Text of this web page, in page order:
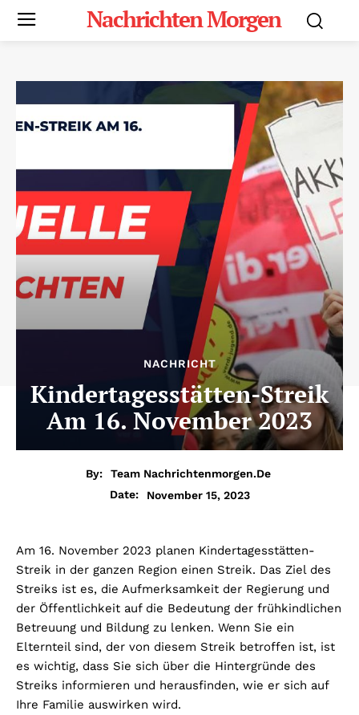
Nachrichten Morgen
NACHRICHT
Kindertagesstätten-Streik
Am 16. November 2023
By:
Team Nachrichtenmorgen.de
Date:
November 15, 2023
Am 16. November 2023 planen Kindertagesstätten-
Streik in der ganzen Region einen Streik. Das Ziel des
Streiks ist es, die Aufmerksamkeit der Regierung und
der Öffentlichkeit auf die Bedeutung der frühkindlichen
Betreuung und Bildung zu lenken. Wenn Sie ein
Elternteil sind, der von diesem Streik betroffen ist, ist
es wichtig, dass Sie sich über die Hintergründe des
Streiks informieren und herausfinden, wie er sich auf
Ihre Familie auswirken wird.